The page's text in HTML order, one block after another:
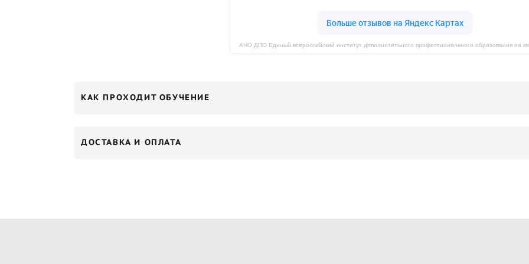
КАК ПРОХОДИТ ОБУЧЕНИЕ
ДОСТАВКА И ОПЛАТА